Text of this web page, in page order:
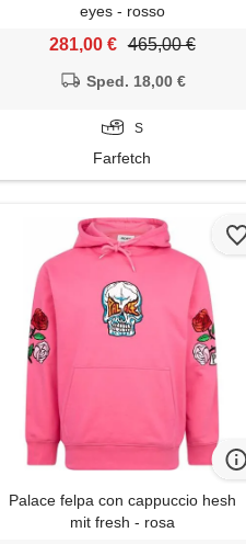
eyes - rosso
281,00 € 465,00 €
Sped. 18,00 €
S
Farfetch
Palace felpa con cappuccio hesh
mit fresh - rosa